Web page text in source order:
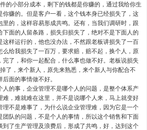
的小部分成本，剩下的钱都是你赚的，通过我给你生
你赚的。但是客户一看，这个钱本身已经损失了，这
里的，这样容易形成共鸣。还有，当我们调研时，跟
下面的人留条路，损失归损失了，绝对不是下面人的
这样运行的，他也没办法，不然跟老板讲损失了一百
么给我损失了一百万，要求赔，赔不起，换个人，原
完了，和你一起配合，什么事也做不好。老板说损失
了，来个新人，原先来熟悉，来个新人与你配合不
面的事情做不好。
人的事，企业管理不是哪个人的问题，是整个体系产
难，难就难在这里，并不是说哪个人来，马上就变好
理不是难事了，为什么说企业管理难，因为它是一个
团队的问题，不是个人的事情，所以这个销售和下面
到了生产管理及浪费后，形成了共鸣，好，达到这个